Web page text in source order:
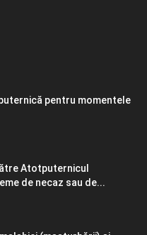
pentru momentele
Atotputernicul
de necaz sau de...